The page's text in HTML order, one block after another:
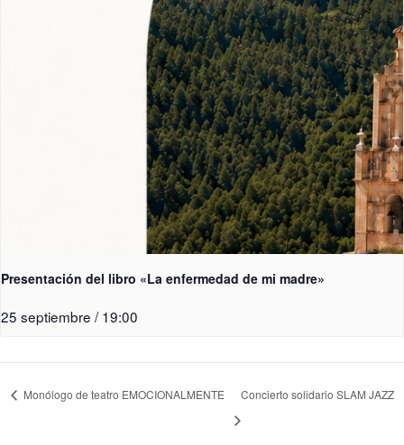
Presentación del libro «La enfermedad de mi madre»
25 septiembre / 19:00
Monólogo de teatro EMOCIONALMENTE Concierto solidario SLAM JAZZ